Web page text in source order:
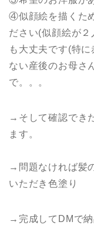
④似顔絵を描くた
ださい(似顔絵が
も大丈夫です(特
ない産後のお母さ
で。。。
→そして確認でき
ます。
→問題なければ髪
いただき色塗り
→完成してDMで納